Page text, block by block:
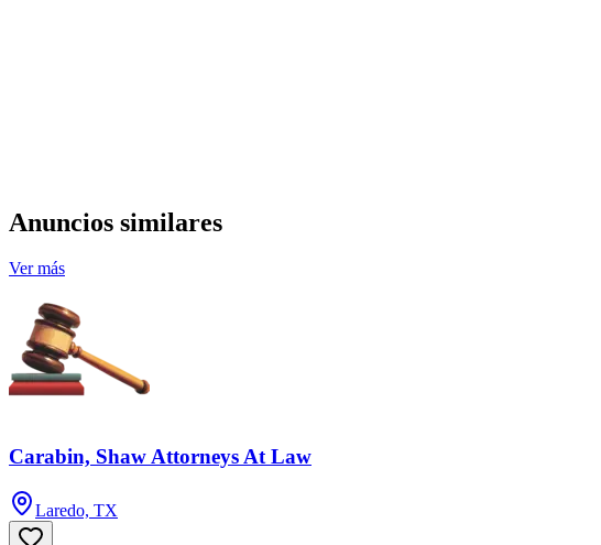
Anuncios similares
Ver más
Carabin, Shaw Attorneys At Law
Laredo, TX